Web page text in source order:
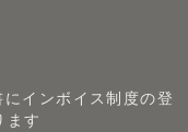
インボイス制度の登
ます